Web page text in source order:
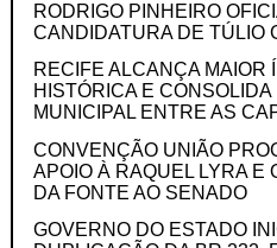
RODRIGO PINHEIRO
CANDIDATURA DE TÚLIO
RECIFE ALCANÇA MAIOR
HISTÓRICA E
MUNICIPAL ENTRE AS
CONVENÇÃO UNIÃO
APOIO À RAQUEL LYRA E
DA FONTE AO SENADO
GOVERNO DO ESTADO